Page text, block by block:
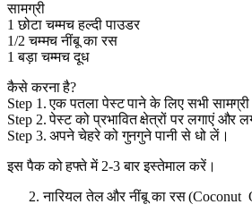
सामग्री
1 छोटा चम्मच हल्दी पाउडर
1/2 चम्मच नींबू का रस
1 बड़ा चम्मच दूध
कैसे करना है?
Step 1. एक पतला पेस्ट पाने के लिए सभी सामग्री
Step 2. पेस्ट को प्रभावित क्षेत्रों पर लगाएं
Step 3. अपने चेहरे को गुनगुने पानी से धो लें।
इस पैक को हफ्ते में 2-3 बार इस्तेमाल करें।
नारियल तेल और नींबू का रस (Coconut